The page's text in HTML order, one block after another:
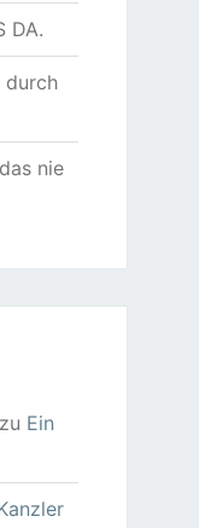
DA.
durch
nie
zu Ein